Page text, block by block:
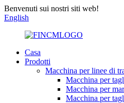
Benvenuti sui nostri siti web!
English
Casa
Prodotti
Macchina per linee di
Macchina per
Macchina per
Macchina per